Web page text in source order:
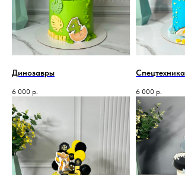
Динозавры
6 000 р.
Спецтехника
6 000 р.